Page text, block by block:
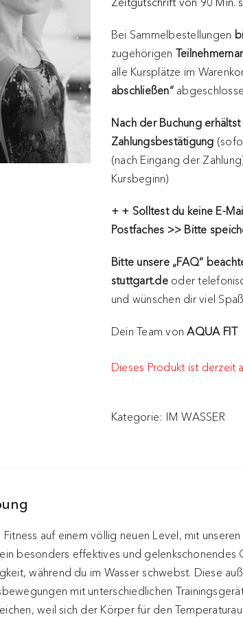
Bei Sammelbestellungen
zugehörigen
alle Kursplätze im
abschließen“
Nach der Buchung
Zahlungsbestätigung
(nach Eingang der
Kursbeginn)
+ + Solltest du keine E-
Postfaches >> Bitte
Bitte unsere „FAQ“
stuttgart.deoder
und wünschen dir viel
Dein Team vonAQUA FIT
Dieses Produkt ist derzeit
Kategorie: IM WASSER
auf einem völlig neuen Level, mit
besonders effektives und gelenkschonendes
während du im Wasser schwebst. Diese
mit unterschiedlichen
weil sich der Körper für den